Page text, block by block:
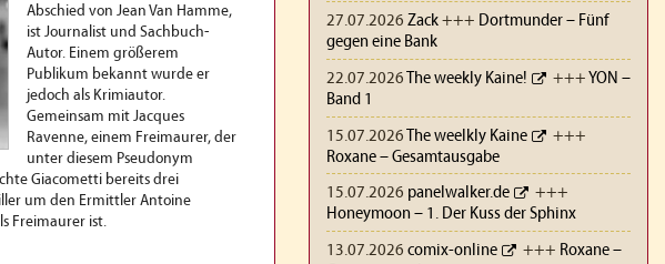
Abschied von Jean Van Hamme,
ist Journalist und Sachbuch-
Autor. Einem größerem
Publikum bekannt wurde er
jedoch als Krimiautor.
Gemeinsam mit Jacques
Ravenne, einem Freimaurer, der
unter diesem Pseudonym
Giacometti bereits drei
um den Ermittler Antoine
Freimaurer ist.
27.07.2026 Zack+++ Dortmunder – Fünf
gegen eine Bank
22.07.2026 The weekly Kaine! +++YON –
Band 1
15.07.2026The weelkly Kaine
+++
Roxane – Gesamtausgabe
15.07.2026 panelwalker.de
+++
Honeymoon – 1. Der Kuss der Sphinx
13.07.2026 comix-online +++ Roxane –